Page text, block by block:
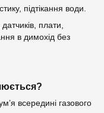
підтікання води.
плати,
в димохід без